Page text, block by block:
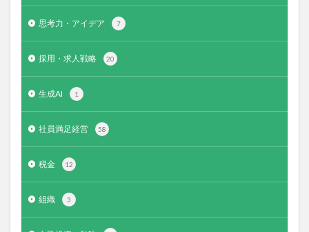
思考力・アイデア 7
採用・求人戦略 20
生成AI 1
社員満足経営 58
税金 12
組織 3